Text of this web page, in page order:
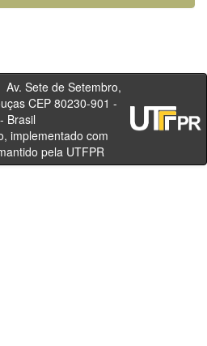
de Setembro,
CEP 80230-901 -
- PR - Brasil
implementado com
pela UTFPR